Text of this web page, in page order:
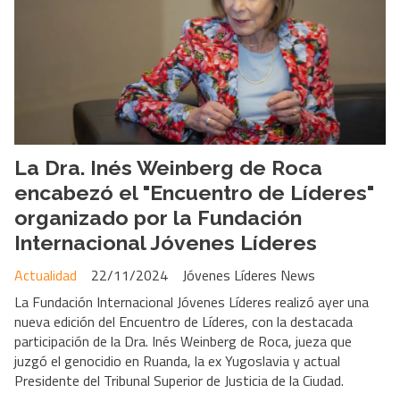
La Dra. Inés Weinberg de Roca
encabezó el "Encuentro de Líderes"
organizado por la Fundación
Internacional Jóvenes Líderes
Jóvenes Líderes News
Actualidad
22/11/2024
La Fundación Internacional Jóvenes Líderes realizó ayer una
nueva edición del Encuentro de Líderes, con la destacada
participación de la Dra. Inés Weinberg de Roca, jueza que
juzgó el genocidio en Ruanda, la ex Yugoslavia y actual
Presidente del Tribunal Superior de Justicia de la Ciudad.